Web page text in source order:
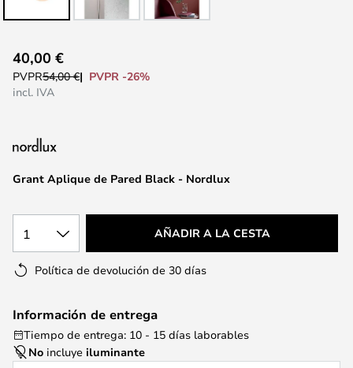
al
comienzo
galería
imágenes
Grant Aplique de Pared Black - Nordlux
40,00 €
PVPR54,00 €
PVPR -26%
incl. IVA
1 AÑADIR A LA CESTA
Política de devolución de 30 días
Información de entrega
Tiempo de entrega: 10 - 15 días laborables
No incluye iluminante